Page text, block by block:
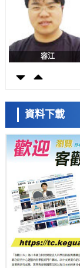
東京都產技研採用
證電容器可在汽車
經濟・社會
日本生成式AI使用
政策
日本修訂首都直下
福井大學發現細胞
迥異之謎
科學研究
神戶大學確認口服
癌患者中開展臨床
政策
日本發布《令和8
首年度政策方向
科學研究
東京大學發現可誘
科學研究
東京都健康長壽醫
科學研究
容江
日本科學未來館 科學
小岩井忠道
資料下載